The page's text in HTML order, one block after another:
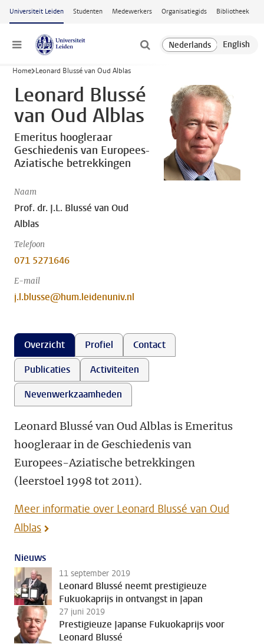
Ga naar hoofdinhoud
Universiteit Leiden Studenten Medewerkers Organisatiegids Bibliotheek
Menu
Home Leonard Blussé van Oud Alblas
Leonard Blussé
van Oud Alblas
Emeritus hoogleraar
Geschiedenis van Europees-
Aziatische betrekkingen
Naam
Prof. dr. J.L. Blussé van Oud
Alblas
Telefoon
071 5271646
E-mail
j.l.blusse@hum.leidenuniv.nl
Overzicht Profiel
Contact
Publicaties
Activiteiten
Nevenwerkzaamheden
Leonard Blussé van Oud Alblas is Emeritus
hoogleraar in de Geschiedenis van
Europees-Aziatische betrekkingen
(leerstoel 1998 tot 2011).
Meer informatie over Leonard Blussé van Oud
Alblas
Nieuws
11 september 2019
Leonard Blussé neemt prestigieuze
Fukuokaprijs in ontvangst in Japan
27 juni 2019
Prestigieuze Japanse Fukuokaprijs voor
Leonard Blussé